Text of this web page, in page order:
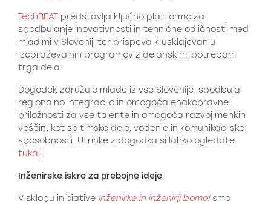
TechBEAT predstavlja ključno platformo za
spodbujanje inovativnosti in tehnične odličnosti med
mladimi v Sloveniji ter prispeva k usklajevanju
izobraževalnih programov z dejanskimi potrebami
trga dela.
Dogodek združuje mlade iz vse Slovenije, spodbuja
regionalno integracijo in omogoča enakopravne
priložnosti za vse talente in omogoča razvoj mehkih
veščin, kot so timsko delo, vodenje in komunikacijske
sposobnosti. Utrinke z dogodka si lahko ogledate
tukaj.
Inženirske iskre za prebojne ideje
V sklopu iniciative Inženirke in inženirji bomo!smo